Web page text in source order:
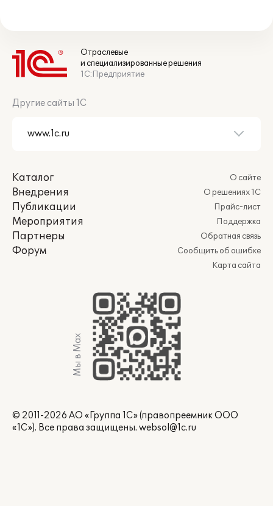
Отраслевые
и специализированные решения
1С:Предприятие
Другие сайты 1С
Каталог
Внедрения
Публикации
Мероприятия
Партнеры
Форум
О сайте
О решениях 1С
Прайс-лист
Поддержка
Обратная связь
Сообщить об ошибке
Карта сайта
Мы в Max
© 2011-2026 АО «Группа 1С» (правопреемник ООО
«1С»). Все права защищены. websol@1c.ru